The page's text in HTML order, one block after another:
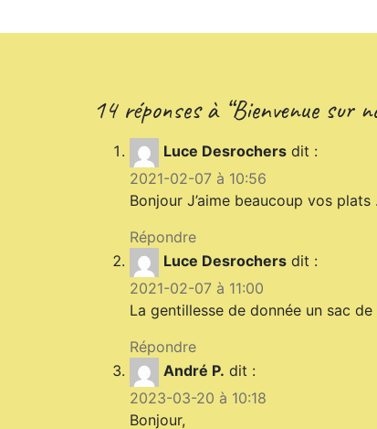
14 réponses à “Bienvenue sur
Luce Desrochers dit :
2021-02-07 à 10:56
Bonjour J’aime beaucoup vos
Répondre
Luce Desrochers dit :
2021-02-07 à 11:00
La gentillesse de donnée un sac
Répondre
André P. dit :
2023-03-20 à 10:18
Bonjour,